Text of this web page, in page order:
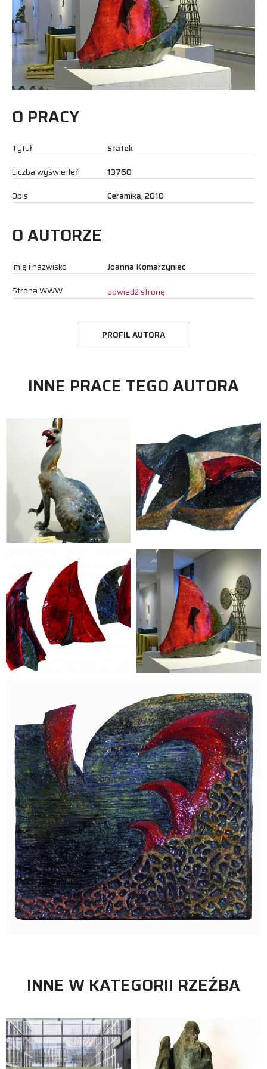
O PRACY
Tytuł
Statek
Liczba wyświetleń
13760
Opis
Ceramika, 2010
O AUTORZE
Imię i nazwisko
Joanna Komarzyniec
Strona WWW
odwiedź stronę
PROFIL AUTORA
INNE PRACE TEGO AUTORA
rzeźba
Joanna Komarzyniec
rzeźba
Joanna Komarzyniec
INNE W KATEGORII RZEŹBA